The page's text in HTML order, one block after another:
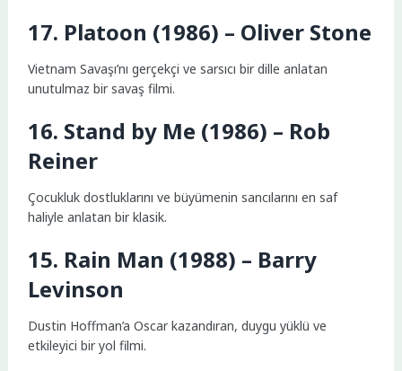
17. Platoon (1986) – Oliver Stone
Vietnam Savaşı’nı gerçekçi ve sarsıcı bir dille anlatan
unutulmaz bir savaş filmi.
16. Stand by Me (1986) – Rob
Reiner
Çocukluk dostluklarını ve büyümenin sancılarını en saf
haliyle anlatan bir klasik.
15. Rain Man (1988) – Barry
Levinson
Dustin Hoffman’a Oscar kazandıran, duygu yüklü ve
etkileyici bir yol filmi.